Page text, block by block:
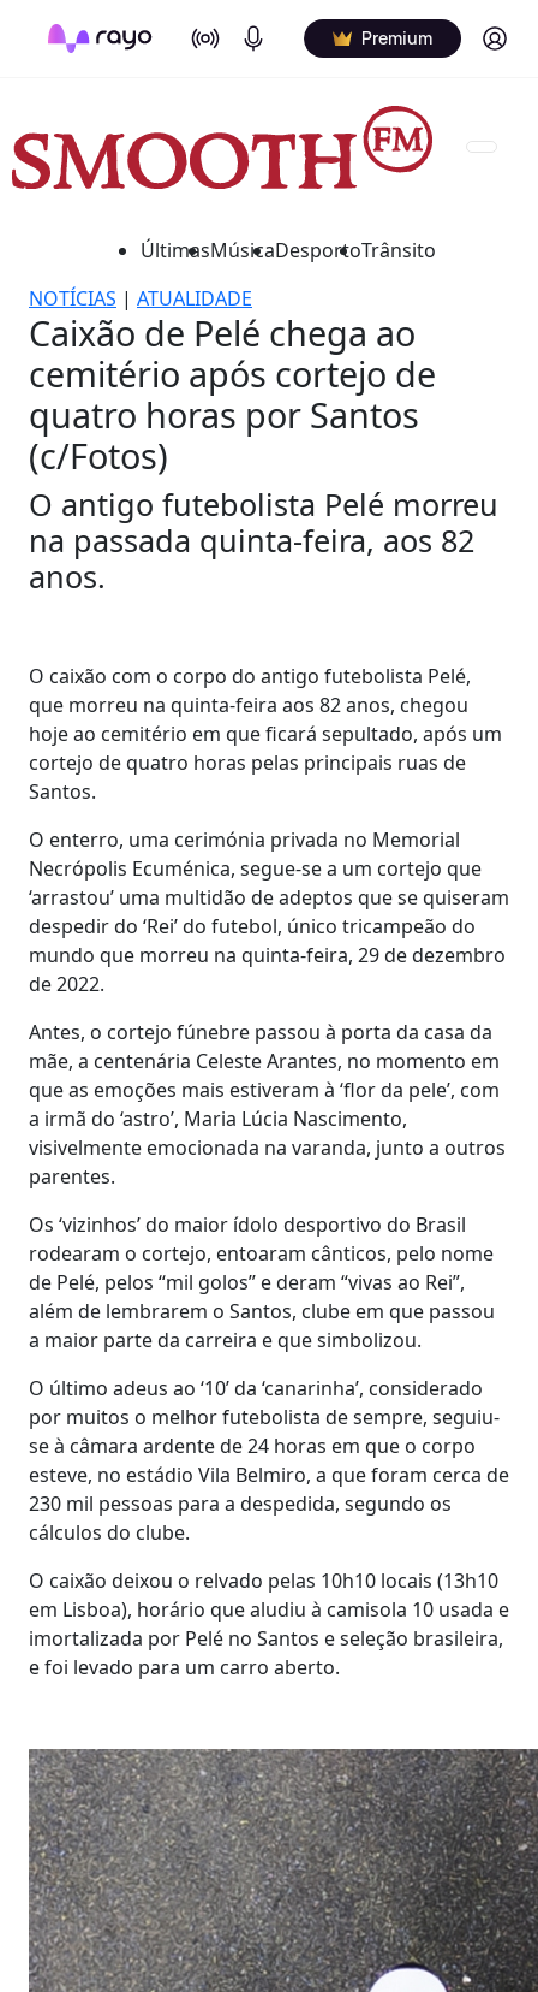
On Air Podcasts Premium Log in
ÚltimasMúsicaDesportoTrânsito
NOTÍCIAS | ATUALIDADE
Caixão de Pelé chega ao
cemitério após cortejo de
quatro horas por Santos
(c/Fotos)
O antigo futebolista Pelé morreu
na passada quinta-feira, aos 82
anos.
O caixão com o corpo do antigo futebolista Pelé,
que morreu na quinta-feira aos 82 anos, chegou
hoje ao cemitério em que ficará sepultado, após um
cortejo de quatro horas pelas principais ruas de
Santos.
O enterro, uma cerimónia privada no Memorial
Necrópolis Ecuménica, segue-se a um cortejo que
‘arrastou’ uma multidão de adeptos que se quiseram
despedir do ‘Rei’ do futebol, único tricampeão do
mundo que morreu na quinta-feira, 29 de dezembro
de 2022.
Antes, o cortejo fúnebre passou à porta da casa da
mãe, a centenária Celeste Arantes, no momento em
que as emoções mais estiveram à ‘flor da pele’, com
a irmã do ‘astro’, Maria Lúcia Nascimento,
visivelmente emocionada na varanda, junto a outros
parentes.
Os ‘vizinhos’ do maior ídolo desportivo do Brasil
rodearam o cortejo, entoaram cânticos, pelo nome
de Pelé, pelos “mil golos” e deram “vivas ao Rei”,
além de lembrarem o Santos, clube em que passou
a maior parte da carreira e que simbolizou.
O último adeus ao ‘10’ da ‘canarinha’, considerado
por muitos o melhor futebolista de sempre, seguiu-
se à câmara ardente de 24 horas em que o corpo
esteve, no estádio Vila Belmiro, a que foram cerca de
230 mil pessoas para a despedida, segundo os
cálculos do clube.
O caixão deixou o relvado pelas 10h10 locais (13h10
em Lisboa), horário que aludiu à camisola 10 usada e
imortalizada por Pelé no Santos e seleção brasileira,
e foi levado para um carro aberto.